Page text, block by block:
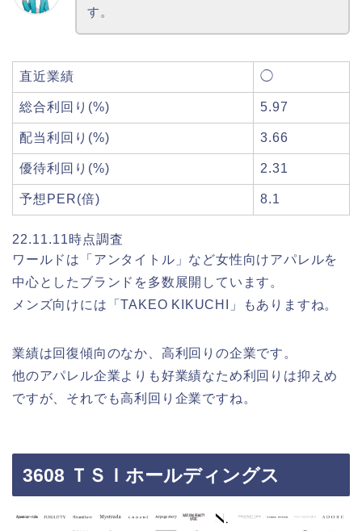
す。
直近業績 ◯
総合利回り(%) 5.97
配当利回り(%) 3.66
優待利回り(%) 2.31
予想PER(倍) 8.1
22.11.11時点調査
ワールドは「アンタイトル」など女性向けアパレルを
中心としたブランドを多数展開しています。
メンズ向けには「TAKEO KIKUCHI」もありますね。
業績は回復傾向のなか、高利回りの企業です。
他のアパレル企業よりも好業績なため利回りは抑えめ
ですが、それでも高利回り企業ですね。
3608 ＴＳＩホールディングス